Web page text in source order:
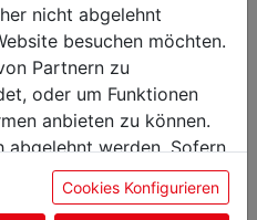
Käsemesser
26 cm Kullenschliff
nicht abgelehnt
besuchen möchten.
Partnern zu
oder um Funktionen
anbieten zu können.
abgelehnt werden. Sofern
nutzen, geben Sie
Cookies Konfigurieren